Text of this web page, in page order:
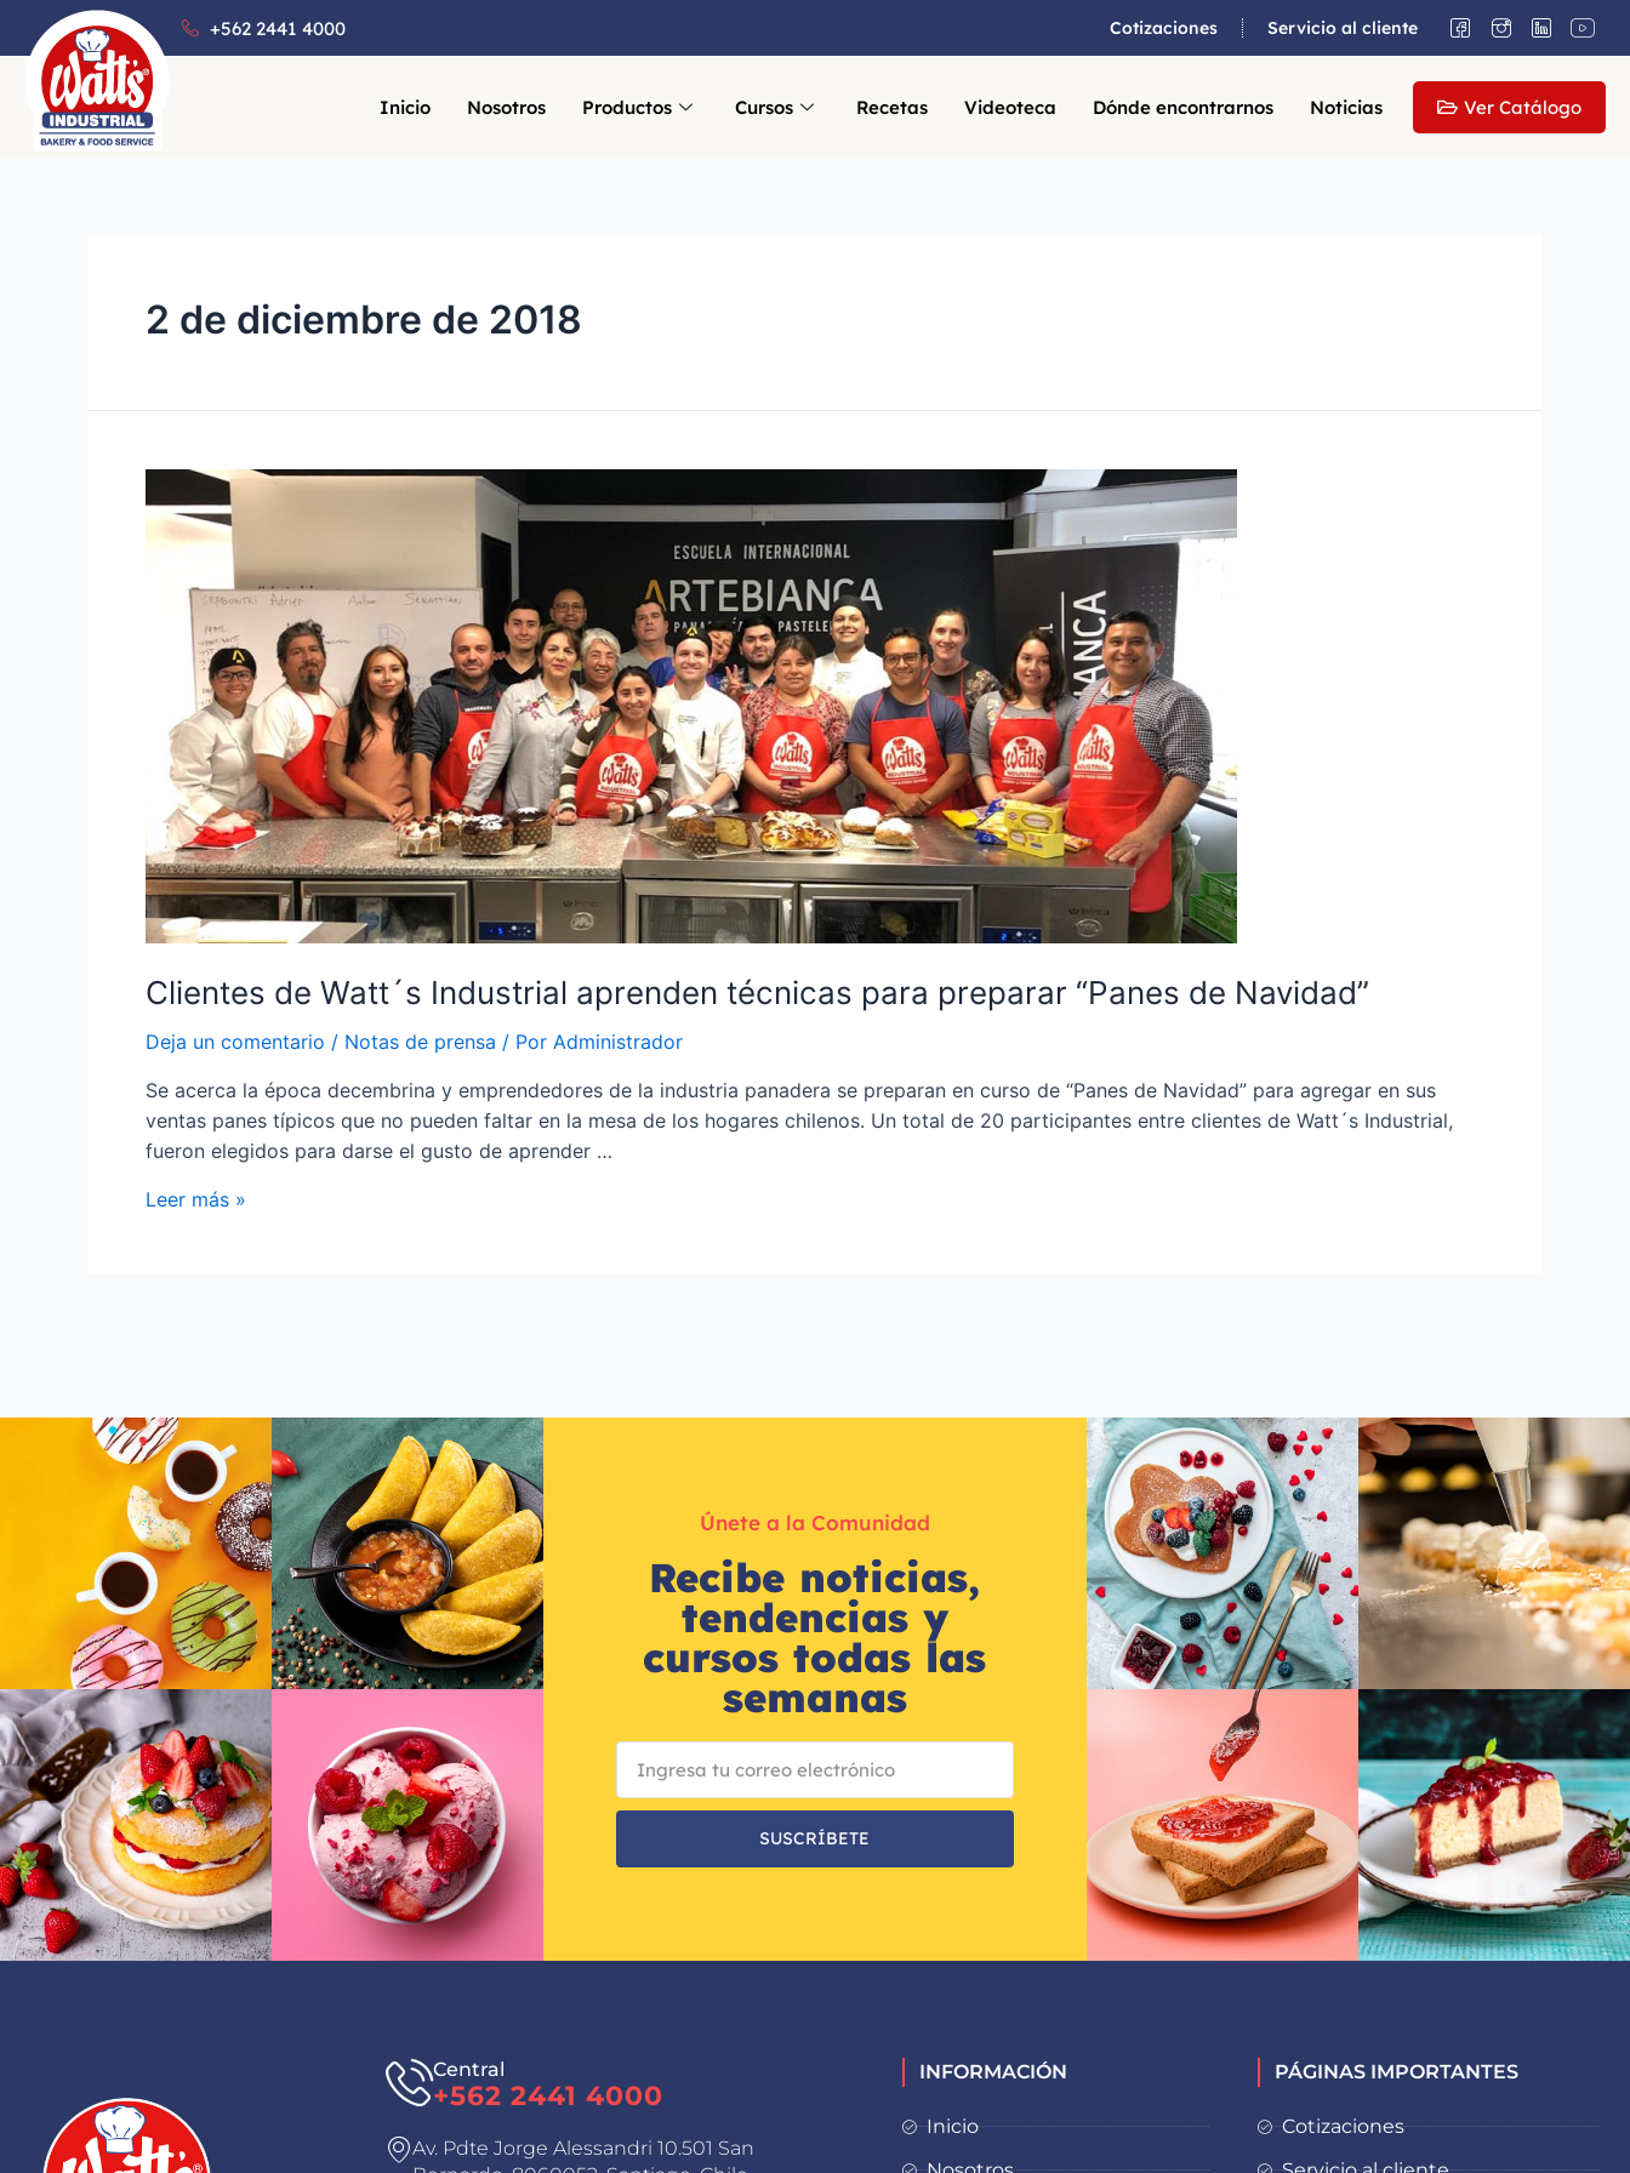
+562 2441 4000 Cotizaciones Servicio al cliente
Inicio Nosotros Productos Cursos Recetas Videoteca Dónde encontrarnos Noticias Ver Catálogo
2 de diciembre de 2018
Clientes de Watt´s Industrial aprenden técnicas para preparar “Panes de Navidad”
Deja un comentario / Notas de prensa / Por Administrador
Se acerca la época decembrina y emprendedores de la industria panadera se preparan en curso de “Panes de Navidad” para agregar en sus
ventas panes típicos que no pueden faltar en la mesa de los hogares chilenos. Un total de 20 participantes entre clientes de Watt´s Industrial,
fueron elegidos para darse el gusto de aprender …
Leer más »
Únete a la Comunidad
Recibe noticias,
tendencias y
cursos todas las
semanas
SUSCRÍBETE
Central
+562 2441 4000
Av. Pdte Jorge Alessandri 10.501 San
INFORMACIÓN
Inicio
PÁGINAS IMPORTANTES
Cotizaciones